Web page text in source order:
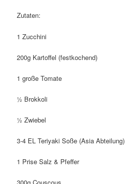
Zutaten:
1 Zucchini
200g Kartoffel (festkochend)
1 große Tomate
½ Brokkoli
½ Zwiebel
3-4 EL Teriyaki Soße (Asia Abteilung)
1 Prise Salz & Pfeffer